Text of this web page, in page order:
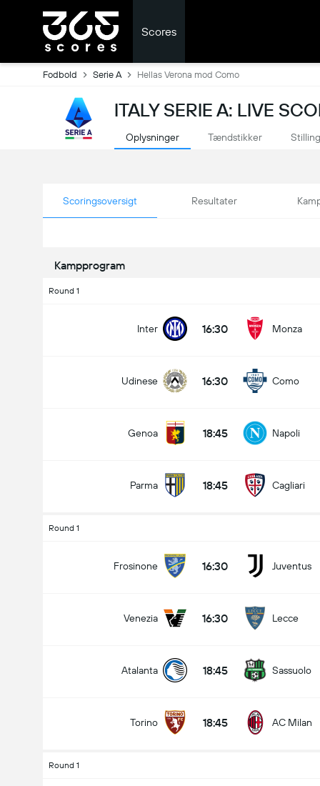
Scores
Fodbold Serie A Hellas Verona mod Como
ITALY SERIE A: LIVE
Oplysninger Tændstikker
Scoringsoversigt Resultater
Kampprogram
Round 1
Inter 16:30 Monza
Udinese 16:30 Como
Genoa 18:45 Napoli
Parma 18:45 Cagliari
Round 1
Frosinone 16:30 Juventus
Venezia 16:30 Lecce
Atalanta 18:45 Sassuolo
Torino 18:45 AC Milan
Round 1